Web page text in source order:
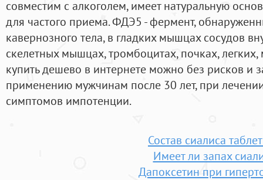
совместим с алкоголем, имеет натуральную
для частого приема. ФДЭ5 - фермент,
кавернозного тела, в гладких мышцах сосудов
скелетных мышцах, тромбоцитах, почках,
купить дешево в интернете можно без рисков и
применению мужчинам после 30 лет, при
симптомов импотенции.
Состав сиалиса
Имеет ли запах
Дапоксетин при